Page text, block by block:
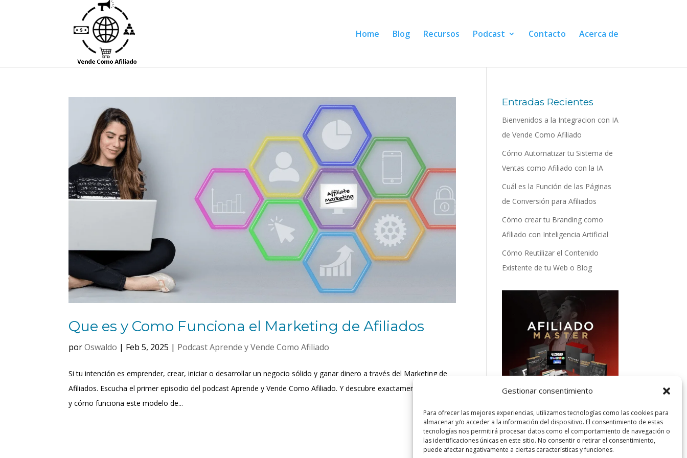
Gestionar consentimiento
Para ofrecer las mejores experiencias, utilizamos tecnologías como las cookies para
almacenar y/o acceder a la información del dispositivo. El consentimiento de estas
tecnologías nos permitirá procesar datos como el comportamiento de navegación o
las identificaciones únicas en este sitio. No consentir o retirar el consentimiento,
puede afectar negativamente a ciertas características y funciones.
Home Blog Recursos Podcast Contacto Acerca de
Que es y Como Funciona el Marketing de Afiliados
porOswaldo | Feb 5, 2025 | Podcast Aprende y Vende Como Afiliado
Si tu intención es emprender, crear, iniciar o desarrollar un negocio sólido y ganar dinero a través del Marketing de
Afiliados. Escucha el primer episodio del podcast Aprende y Vende Como Afiliado. Y descubre exactamente lo que es
y cómo funciona este modelo de...
Entradas Recientes
Bienvenidos a la Integracion con IA
de Vende Como Afiliado
Cómo Automatizar tu Sistema de
Ventas como Afiliado con la IA
Cuál es la Función de las Páginas
de Conversión para Afiliados
Cómo crear tu Branding como
Afiliado con Inteligencia Artificial
Cómo Reutilizar el Contenido
Existente de tu Web o Blog
Categorías
Categorías